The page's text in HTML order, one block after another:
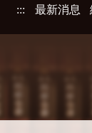
::: 最新消息